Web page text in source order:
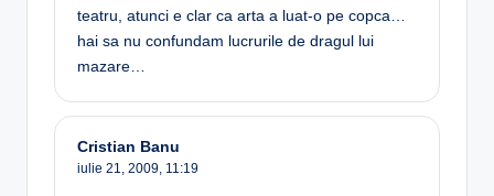
teatru, atunci e clar ca arta a luat-o pe copca…
hai sa nu confundam lucrurile de dragul lui
mazare…
Cristian Banu
iulie 21, 2009, 11:19